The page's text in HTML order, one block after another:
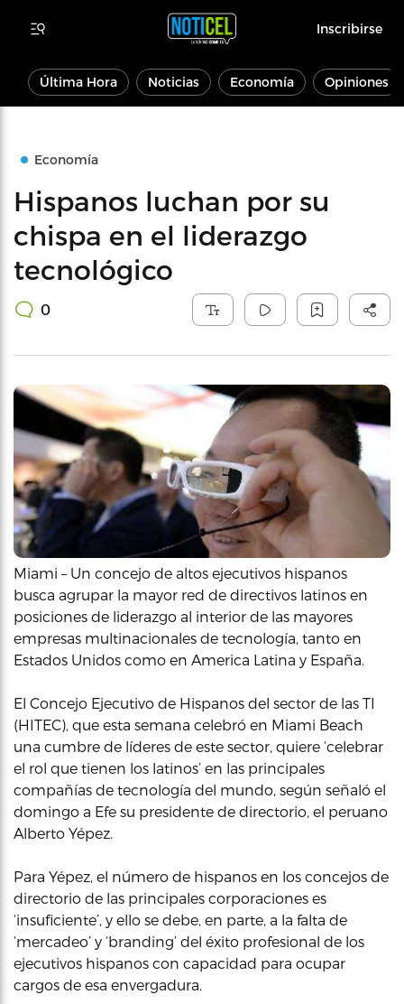
Inscribirse
Última Hora Noticias Economía Opiniones
Economía
Hispanos luchan por su
chispa en el liderazgo
tecnológico
0
Miami – Un concejo de altos ejecutivos hispanos
busca agrupar la mayor red de directivos latinos en
posiciones de liderazgo al interior de las mayores
empresas multinacionales de tecnología, tanto en
Estados Unidos como en America Latina y España.
El Concejo Ejecutivo de Hispanos del sector de las TI
(HITEC), que esta semana celebró en Miami Beach
una cumbre de líderes de este sector, quiere ‘celebrar
el rol que tienen los latinos’ en las principales
compañías de tecnología del mundo, según señaló el
domingo a Efe su presidente de directorio, el peruano
Alberto Yépez.
Para Yépez, el número de hispanos en los concejos de
directorio de las principales corporaciones es
‘insuficiente’, y ello se debe, en parte, a la falta de
‘mercadeo’ y ‘branding’ del éxito profesional de los
ejecutivos hispanos con capacidad para ocupar
cargos de esa envergadura.